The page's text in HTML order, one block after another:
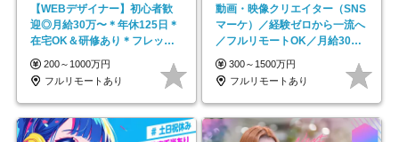
【WEBデザイナー】初⼼者歓
迎◎⽉給30万〜＊年休125⽇＊
在宅OK＆研修あり＊フレック
ス
200～1000万円
フルリモートあり
動画・映像クリエイター（SNS
マーケ）／経験ゼロから一流へ
／フルリモートOK／月給30万
円～／年休130日以上
300～1500万円
フルリモートあり